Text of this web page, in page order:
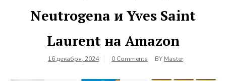
Neutrogena и Yves Saint
Laurent на Amazon
16 декабря, 2024 0 Comments BY Master